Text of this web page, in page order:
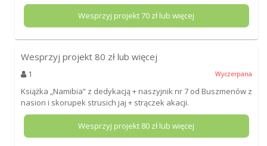
Wesprzyj projekt70 zł lub więcej
Wesprzyj projekt 80 zł lub więcej
1 Wyczerpana
Książka „Namibia” z dedykacją + naszyjnik nr 7 od Buszmenów z
nasion i skorupek strusich jaj + strączek akacji.
Wesprzyj projekt 80 zł lub więcej